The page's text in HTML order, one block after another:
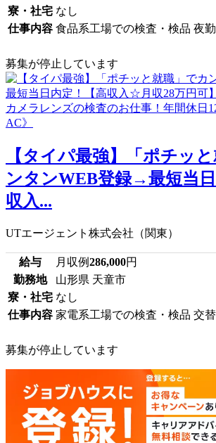
寮・社宅 なし
仕事内容 食品系工場での検査・検品 夜勤
募集が停止しています
【タイパ最強】「ポチッ
ンタンWEB登録→最短当
収入...
UTエージェント株式会社（関東）
給与 月収例286,000円
勤務地
山形県 天童市
寮・社宅 なし
仕事内容 家電系工場での検査・検品 交替
募集が停止しています